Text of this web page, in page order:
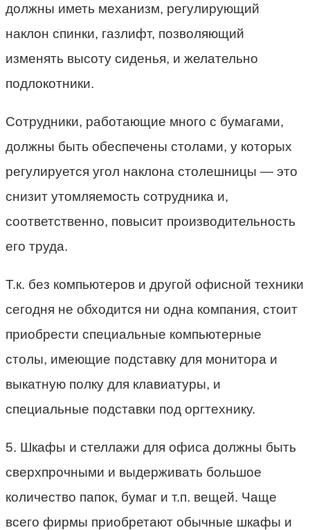
должны иметь механизм, регулирующий
наклон спинки, газлифт, позволяющий
изменять высоту сиденья, и желательно
подлокотники.
Сотрудники, работающие много с бумагами,
должны быть обеспечены столами, у которых
регулируется угол наклона столешницы — это
снизит утомляемость сотрудника и,
соответственно, повысит производительность
его труда.
Т.к. без компьютеров и другой офисной техники
сегодня не обходится ни одна компания, стоит
приобрести специальные компьютерные
столы, имеющие подставку для монитора и
выкатную полку для клавиатуры, и
специальные подставки под оргтехнику.
5. Шкафы и стеллажи для офиса должны быть
сверхпрочными и выдерживать большое
количество папок, бумаг и т.п. вещей. Чаще
всего фирмы приобретают обычные шкафы и